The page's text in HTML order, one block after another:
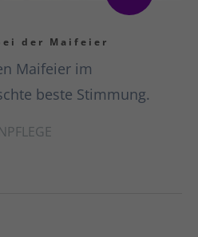
der Maifeier
Maifeier im
beste Stimmung.